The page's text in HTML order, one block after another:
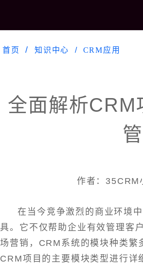
首页 知识中心 CRM应用
全面解析CRM
作者：
在当今竞争激烈的商业环境
具。它不仅帮助企业有效管理客
场营销，CRM系统的模块种类繁
CRM项目的主要模块类型进行详